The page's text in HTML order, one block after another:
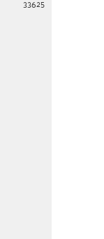
33625